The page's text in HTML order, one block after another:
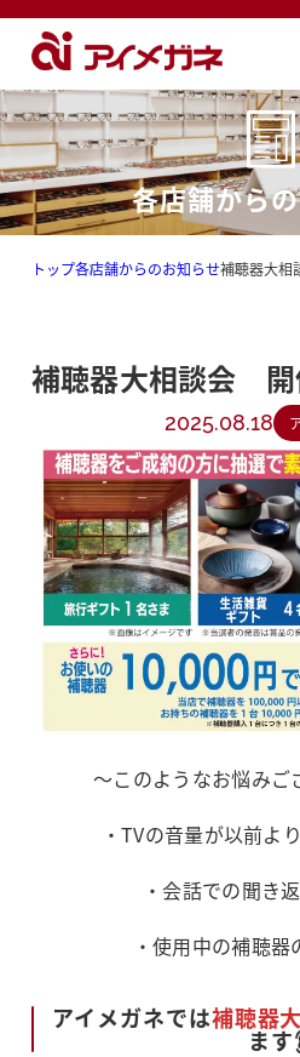
各店舗から
トップ各店舗からのお知らせ補聴器大相
補聴器大相談会 開
2025.08.18
～このようなお悩みご
・TVの音量が以前よ
・会話での聞き
・使用中の補聴
アイメガネでは補聴器
ます